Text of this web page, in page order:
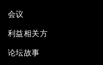
会议
利益相关方
论坛故事